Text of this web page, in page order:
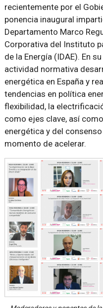
recientemente por el
ponencia inaugural
Departamento Marco
Corporativa del Instituto
de la Energía (IDAE). En
actividad normativa
energética en España y
tendencias en política
flexibilidad, la
como ejes clave, así
energética y del
momento de acelerar.